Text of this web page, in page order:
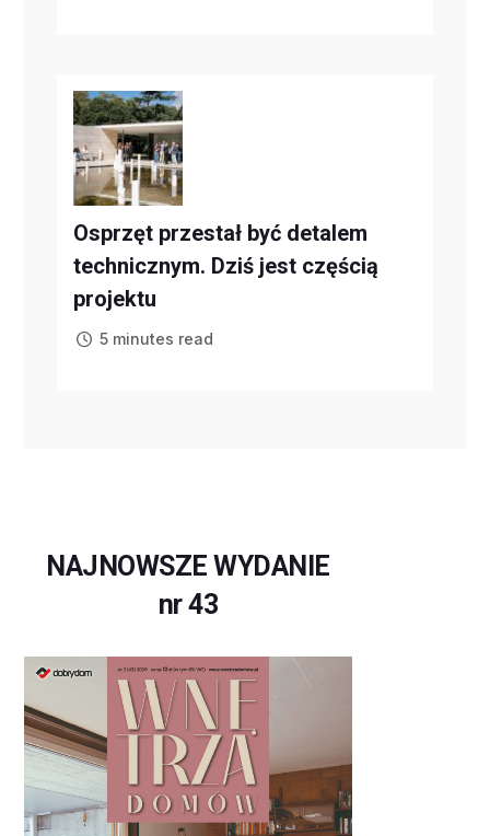
Osprzęt przestał być detalem
technicznym. Dziś jest częścią
projektu
5 minutes read
NAJNOWSZE WYDANIE
nr 43